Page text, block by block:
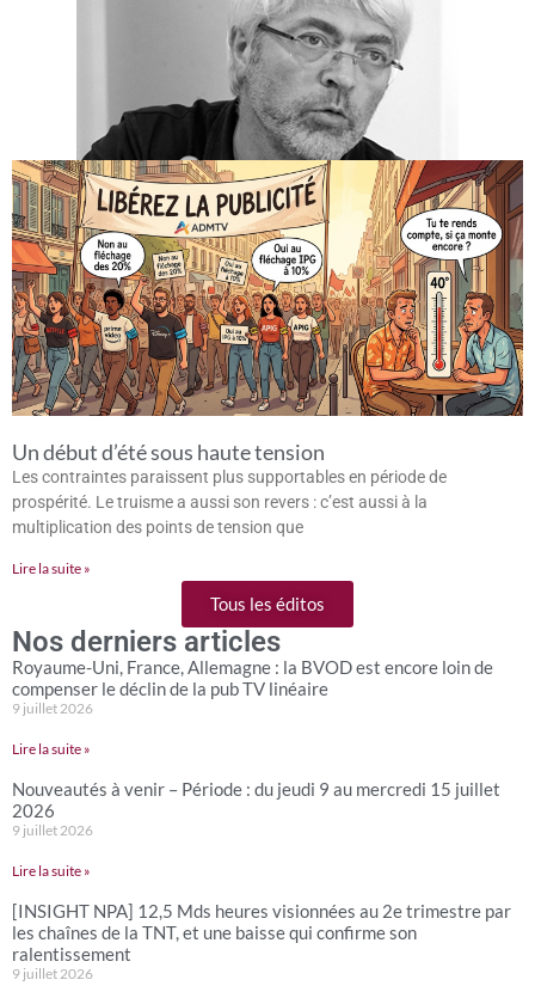
Un début d’été sous haute tension
Les contraintes paraissent plus supportables en période de
prospérité. Le truisme a aussi son revers : c’est aussi à la
multiplication des points de tension que
Lire la suite »
Tous les éditos
Nos derniers articles
Royaume-Uni, France, Allemagne : la BVOD est encore loin de
compenser le déclin de la pub TV linéaire
9 juillet 2026
Lire la suite »
Nouveautés à venir – Période : du jeudi 9 au mercredi 15 juillet
2026
9 juillet 2026
Lire la suite »
[INSIGHT NPA] 12,5 Mds heures visionnées au 2e trimestre par
les chaînes de la TNT, et une baisse qui confirme son
ralentissement
9 juillet 2026